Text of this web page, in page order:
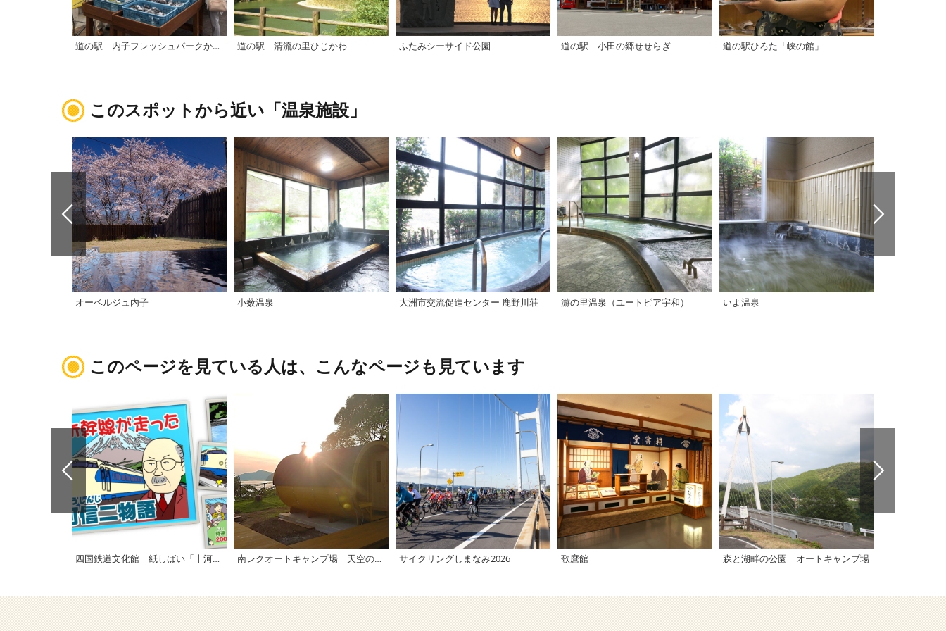
道の駅 内子フレッシュパークからり「からり直売所」 道の駅 清流の里ひじかわ ふたみシーサイド公園 道の駅 小田の郷せせらぎ 道の駅ひろた「峡の館」
このスポットから近い「温泉施設」
オーベルジュ内子 小薮温泉 大洲市交流促進センター 鹿野川荘 游の里温泉（ユートピア宇和） いよ温泉
このページを見ている人は、こんなページも見ています
四国鉄道文化館 紙しばい「十河信二伝」 南レクオートキャンプ場 天空のバレルサウナ サイクリングしまなみ2026 歌麿館 森と湖畔の公園 オートキャンプ場